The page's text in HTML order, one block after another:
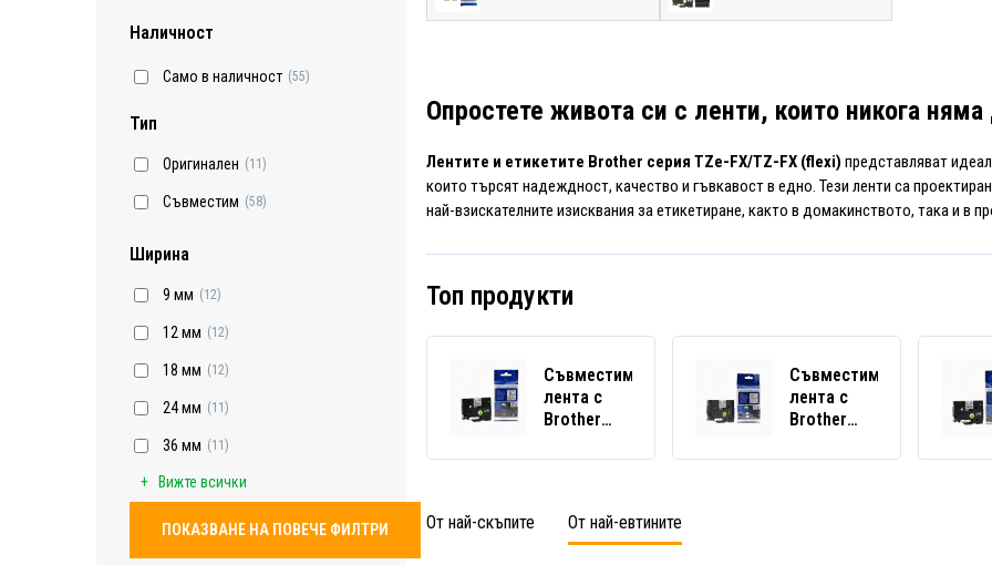
Наличност
Само в наличност (55)
Тип
Оригинален (11)
Съвместим (58)
Ширина
9 мм (12)
12 мм (12)
18 мм (12)
24 мм (11)
36 мм (11)
Вижте всички
ПОКАЗВАНЕ НА ПОВЕЧЕ ФИЛТРИ
Опростете живота си с ленти, които никога
Лентите и етикетите Brother серия TZe-FX/TZ-FX (flexi) представляват
които търсят надеждност, качество и гъвкавост в едно. Тези ленти са
най-взискателните изисквания за етикетиране, както в домакинството, така и в
Топ продукти
Съвместима
лента с
Brother
FX221/TZe-
гъвкави,
черен
Съвместима
лента с
Brother
FX231/TZe-
От най-скъпите
От най-евтините